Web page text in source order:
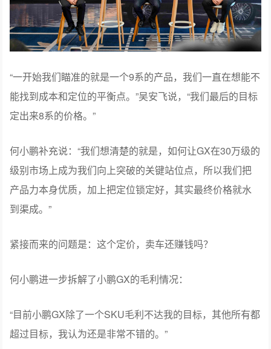
“一开始我们瞄准的就是一个9系的产品，我们一直在想能不
能找到成本和定位的平衡点。”吴安飞说，“我们最后的目标
定出来8系的价格。”
何小鹏补充说：“我们想清楚的就是，如何让GX在30万级的
级别市场上成为我们向上突破的关键站位点，所以我们把
产品力本身优质，加上把定位锁定好，其实最终价格就水
到渠成。”
紧接而来的问题是：这个定价，卖车还赚钱吗？
何小鹏进一步拆解了小鹏GX的毛利情况：
“目前小鹏GX除了一个SKU毛利不达我的目标，其他所有都
超过目标，我认为还是非常不错的。”